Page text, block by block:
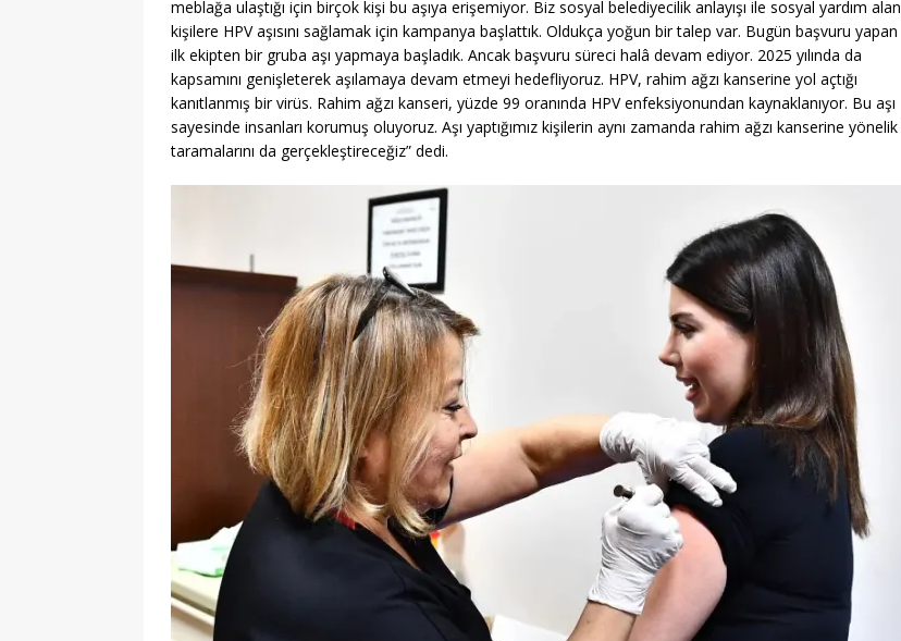
meblağa ulaştığı için birçok kişi bu aşıya erişemiyor. Biz sosyal belediyecilik anlayışı ile sosyal yardım alan
kişilere HPV aşısını sağlamak için kampanya başlattık. Oldukça yoğun bir talep var. Bugün başvuru yapan
ilk ekipten bir gruba aşı yapmaya başladık. Ancak başvuru süreci halâ devam ediyor. 2025 yılında da
kapsamını genişleterek aşılamaya devam etmeyi hedefliyoruz. HPV, rahim ağzı kanserine yol açtığı
kanıtlanmış bir virüs. Rahim ağzı kanseri, yüzde 99 oranında HPV enfeksiyonundan kaynaklanıyor. Bu aşı
sayesinde insanları korumuş oluyoruz. Aşı yaptığımız kişilerin aynı zamanda rahim ağzı kanserine yönelik
taramalarını da gerçekleştireceğiz” dedi.